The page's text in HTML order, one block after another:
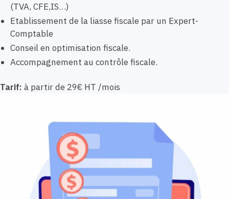
(TVA, CFE,IS…)
Etablissement de la liasse fiscale par un Expert-
Comptable
Conseil en optimisation fiscale.
Accompagnement au contrôle fiscale.
Tarif: à partir de 29€ HT /mois